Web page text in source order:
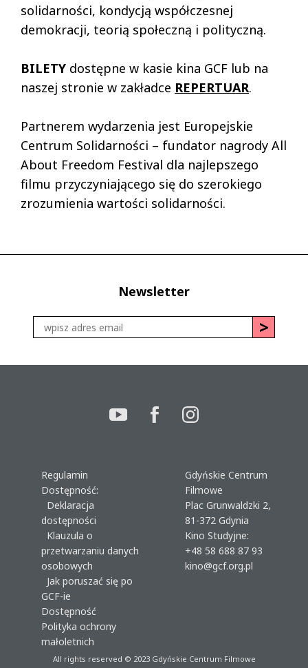
solidarności, kondycją współczesnej
demokracji, teorią społeczną i polityczną.
BILETY dostępne w kasie kina GCF lub na
naszej stronie w zakładce REPERTUAR.
Partnerem wydarzenia jest Europejskie
Centrum Solidarności – fundator nagrody All
About Freedom Festival dla najlepszego
filmu przyczyniającego się do szerokiego
zrozumienia wartości solidarności.
Newsletter
Regulamin
Dostępność:
Deklaracja
dostępności
Klauzula o
przetwarzaniu danych
osobowych
Jak poruszać się po
GCF-ie
Dostępność
Polityka ochrony
małoletnich
Gdyńskie Centrum
Filmowe
Plac Grunwaldzki 2,
81-372 Gdynia
Kino Studyjne:
+48 58 688 87 93
kino@gcf.org.pl
All rights reserved © 2023Gdyńskie Centrum Filmowe